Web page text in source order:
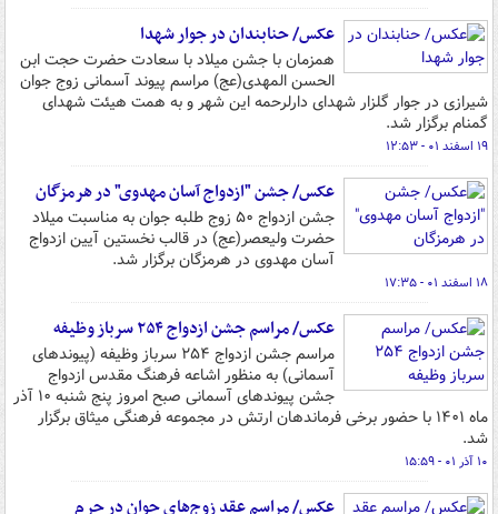
عکس/ حنابندان در جوار شهدا
همزمان با جشن میلاد با سعادت حضرت حجت ابن
الحسن المهدی(عج) مراسم پیوند آسمانی زوج جوان
شیرازی در جوار گلزار شهدای دارلرحمه این شهر و به همت هیئت شهدای
گمنام برگزار شد.
۱۹ اسفند ۰۱ - ۱۲:۵۳
عکس/ جشن "ازدواج آسان مهدوی" در هرمزگان
جشن ازدواج ۵۰ زوج طلبه جوان به مناسبت میلاد
حضرت ولیعصر(عج) در قالب نخستین آیین ازدواج
آسان مهدوی در هرمزگان برگزار شد.
۱۸ اسفند ۰۱ - ۱۷:۳۵
عکس/ مراسم جشن ازدواج ۲۵۴ سرباز وظیفه
مراسم جشن ازدواج ۲۵۴ سرباز وظیفه (پیوندهای
آسمانی) به منظور اشاعه فرهنگ مقدس ازدواج
جشن پیوندهای آسمانی صبح امروز پنج شنبه ۱۰ آذر
ماه ۱۴۰۱ با حضور برخی فرماندهان ارتش در مجموعه فرهنگی میثاق برگزار
شد.
۱۰ آذر ۰۱ - ۱۵:۵۹
عکس/ مراسم عقد زوج‌های جوان در حرم